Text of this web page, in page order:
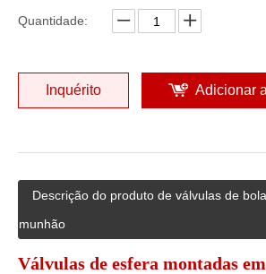
Quantidade:
Inquérito Adicionar
Descrição do produto de válvulas de
munhão
Válvulas de esfera montadas